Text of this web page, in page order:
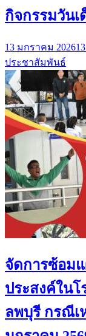
กิจกรรมวัน
13 มกราคม 2026
ประชาสัมพันธ์
จัดการซ้อม
ประสงค์ใน
ลพบุรี กรณีเ